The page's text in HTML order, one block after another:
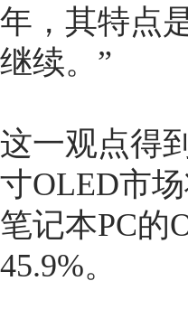
年，其特点
继续。”
这一观点得
寸OLED市
笔记本PC的
45.9%。